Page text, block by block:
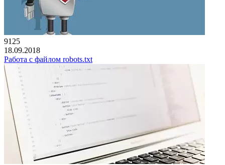
9125
18.09.2018
Работа с файлом robots.txt